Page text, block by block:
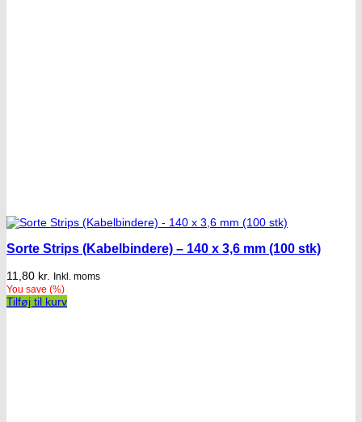
Sorte Strips (Kabelbindere) – 140 x 3,6 mm (100 stk)
11,80 kr. Inkl. moms
You save (%)
Tilføj til kurv